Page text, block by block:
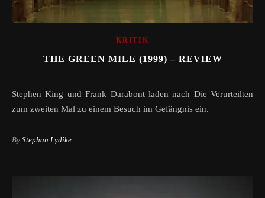
KRITIK
THE GREEN MILE (1999) – REVIEW
Stephen King und Frank Darabont laden nach Die Verurteilten
zum zweiten Mal zu einem Besuch im Gefängnis ein.
By Stephan Lydike